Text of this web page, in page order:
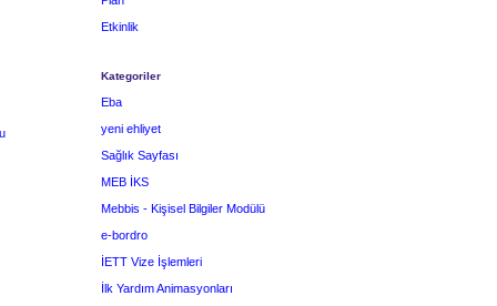
Etkinlik
Kategoriler
Eba
yeni ehliyet
Sağlık Sayfası
MEB İKS
Mebbis - Kişisel Bilgiler Modülü
e-bordro
İETT Vize İşlemleri
İlk Yardım Animasyonları